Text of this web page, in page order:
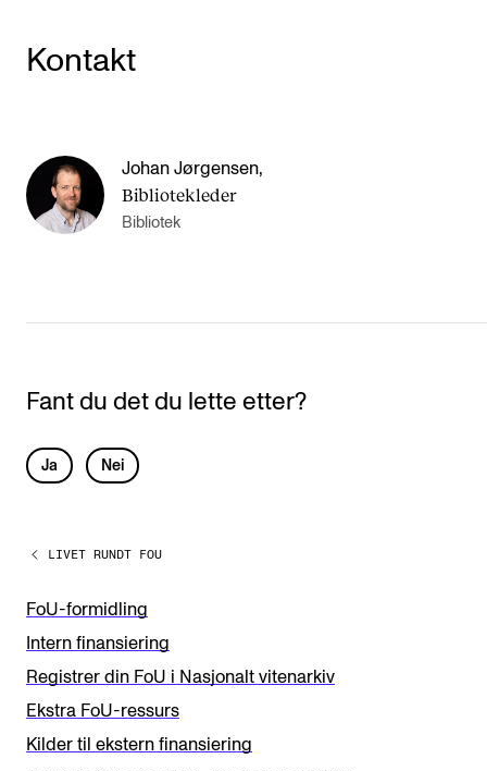
Kontakt
Johan Jørgensen,
Bibliotekleder
Bibliotek
Fant du det du lette etter?
L
v
e
t
h
i
s
Ja Nei
LIVET RUNDT FOU
FoU-formidling
Intern finansiering
Registrer din FoU i Nasjonalt vitenarkiv
Ekstra FoU-ressurs
Kilder til ekstern finansiering